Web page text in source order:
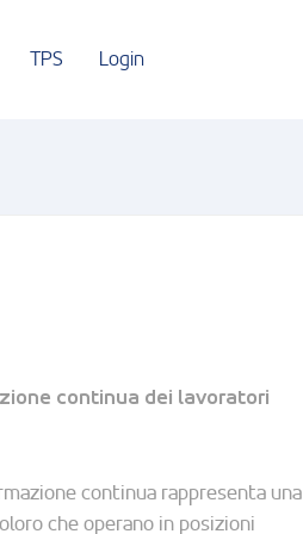
TPS Login
continua dei lavoratori
continua rappresenta una
che operano in posizioni